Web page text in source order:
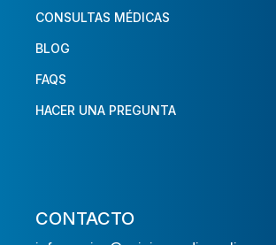
CONSULTAS MÉDICAS
BLOG
FAQS
HACER UNA PREGUNTA
CONTACTO